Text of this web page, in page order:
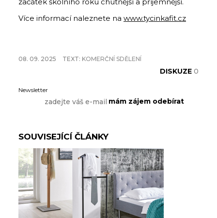
Více informací naleznete na www.tycinkafit.cz
08. 09. 2025 TEXT: KOMERČNÍ SDĚLENÍ
DISKUZE 0
Newsletter
SOUVISEJÍCÍ ČLÁNKY